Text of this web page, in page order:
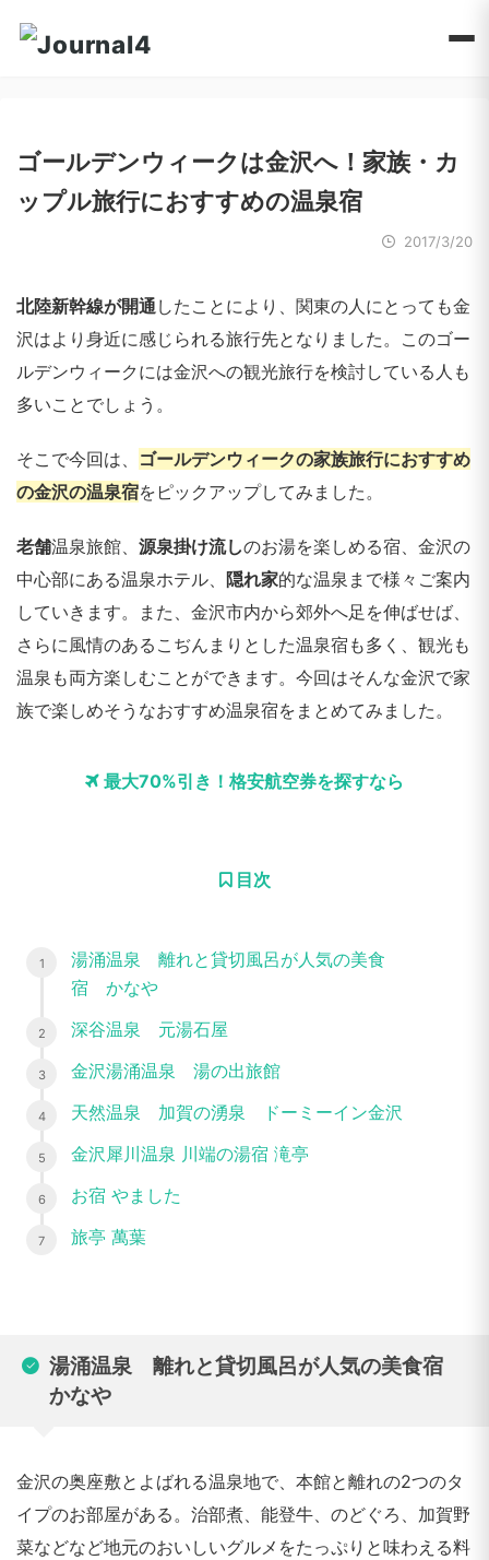
ゴールデンウィークは金沢へ！家族・カ
ップル旅行におすすめの温泉宿
2017/3/20
北陸新幹線が開通したことにより、関東の人にとっても金
沢はより身近に感じられる旅行先となりました。このゴー
ルデンウィークには金沢への観光旅行を検討している人も
多いことでしょう。
そこで今回は、 ゴールデンウィークの家族旅行におすすめ
の金沢の温泉宿をピックアップしてみました。
老舗温泉旅館、 源泉掛け流しのお湯を楽しめる宿、金沢の
中心部にある温泉ホテル、 隠れ家的な温泉まで様々ご案内
していきます。また、金沢市内から郊外へ足を伸ばせば、
さらに風情のあるこぢんまりとした温泉宿も多く、観光も
温泉も両方楽しむことができます。今回はそんな金沢で家
族で楽しめそうなおすすめ温泉宿をまとめてみました。
最大70%引き！格安航空券を探すなら
目次
湯涌温泉 離れと貸切風呂が人気の美食
宿 かなや
深谷温泉 元湯石屋
金沢湯涌温泉 湯の出旅館
天然温泉 加賀の湧泉 ドーミーイン金沢
金沢犀川温泉 川端の湯宿 滝亭
お宿 やました
旅亭 萬葉
湯涌温泉 離れと貸切風呂が人気の美食宿
かなや
金沢の奥座敷とよばれる温泉地で、本館と離れの2つのタ
イプのお部屋がある。治部煮、能登牛、のどぐろ、加賀野
菜などなど地元のおいしいグルメをたっぷりと味わえる料